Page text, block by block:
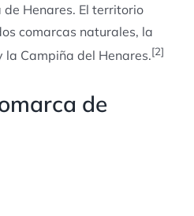
Henares.​ El territorio
comarcas naturales, la
Campiña del Henares.[2]
de